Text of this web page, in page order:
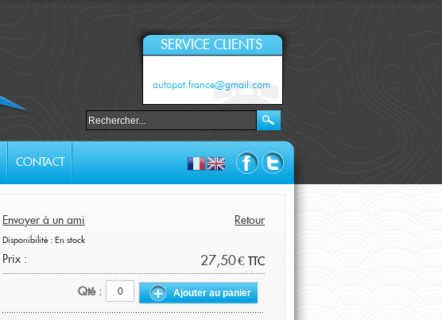
SERVICE CLIENTS
autopot.france@gmail.com
CONTACT
Retour
Envoyer à un ami
Disponibilité : En stock
Prix : 27,50 € TTC
Qté : Ajouter au panier